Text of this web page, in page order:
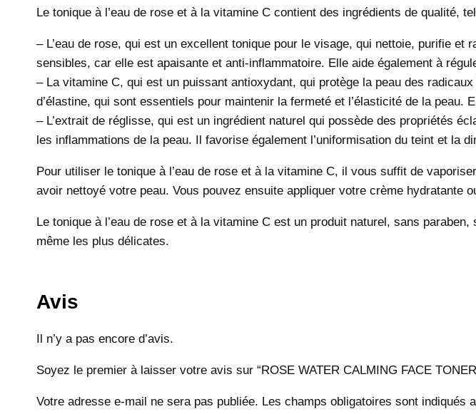
Le tonique à l’eau de rose et à la vitamine C contient des ingrédients de qualité,
– L’eau de rose, qui est un excellent tonique pour le visage, qui nettoie, purifie
sensibles, car elle est apaisante et anti-inflammatoire. Elle aide également à
– La vitamine C, qui est un puissant antioxydant, qui protège la peau des
d’élastine, qui sont essentiels pour maintenir la fermeté et l’élasticité de la
– L’extrait de réglisse, qui est un ingrédient naturel qui possède des propriétés
les inflammations de la peau. Il favorise également l’uniformisation du teint et la
Pour utiliser le tonique à l’eau de rose et à la vitamine C, il vous suffit de
avoir nettoyé votre peau. Vous pouvez ensuite appliquer votre crème hydratante
Le tonique à l’eau de rose et à la vitamine C est un produit naturel, sans
même les plus délicates.
Avis
Il n’y a pas encore d’avis.
Soyez le premier à laisser votre avis sur “ROSE WATER CALMING FACE
Votre adresse e-mail ne sera pas publiée. Les champs obligatoires sont indiqués